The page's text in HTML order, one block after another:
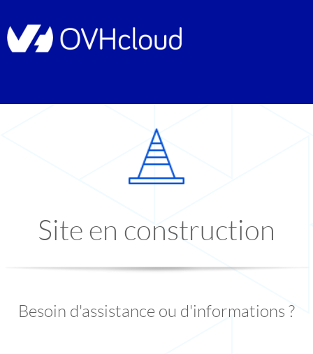
Site en construction
Besoin d'assistance ou d'informations ?